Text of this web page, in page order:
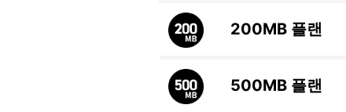
200MB 플랜
500MB 플랜